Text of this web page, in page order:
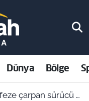
Dünya Bölge
sürücü yaralandı